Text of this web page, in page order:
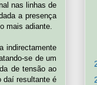
nas linhas de
a presença
mais adiante.
indirectamente
se de um
de tensão ao
daí resultante é